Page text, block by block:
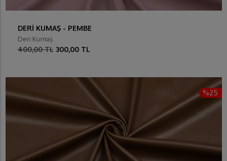
DERİ KUMAŞ - PEMBE
Deri Kumaş
400,00 TL 300,00 TL
%25